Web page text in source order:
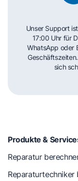
Unser Support
17:00 Uhr für
WhatsApp oder
sich
Produkte &
Reparatur
Reparaturtechniker